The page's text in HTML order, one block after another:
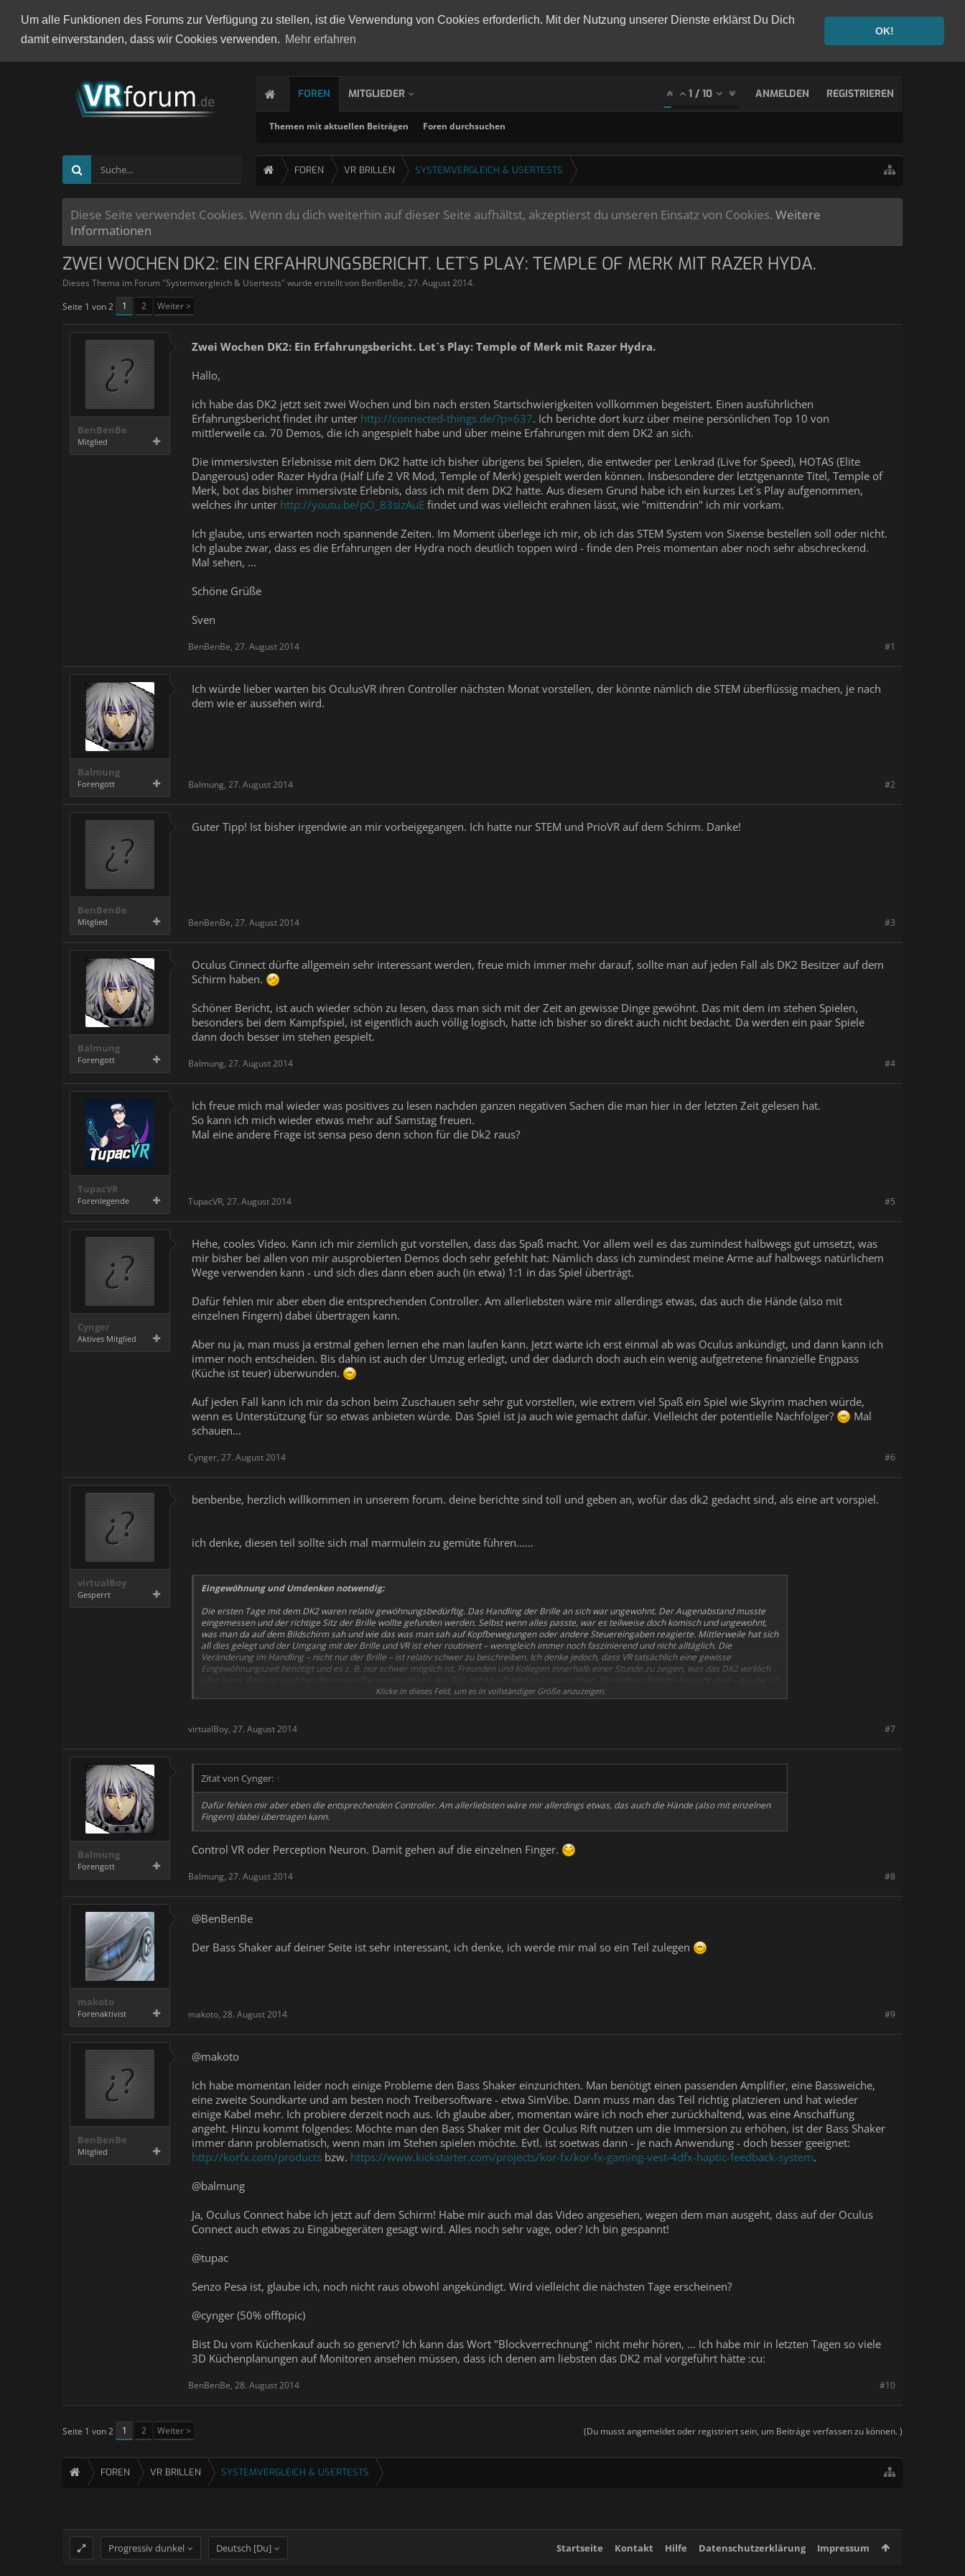
Um alle Funktionen des Forums zur Verfügung zu stellen, ist die Verwendung von Cookies erforderlich. Mit der Nutzung unserer Dienste erklärst Du Dich
damit einverstanden, dass wir Cookies verwenden. Mehr erfahren
OK!
FOREN
Themen mit aktuellen Beiträgen Foren durchsuchen
MITGLIEDER 1 / 10 ANMELDEN REGISTRIEREN
FOREN VR BRILLEN SYSTEMVERGLEICH & USERTESTS
Diese Seite verwendet Cookies. Wenn du dich weiterhin auf dieser Seite aufhältst, akzeptierst du unseren Einsatz von Cookies. Weitere
Informationen
ZWEI WOCHEN DK2: EIN ERFAHRUNGSBERICHT. LET`S PLAY: TEMPLE OF MERK MIT RAZER HYDA.
Dieses Thema im Forum "Systemvergleich & Usertests" wurde erstellt von BenBenBe, 27. August 2014.
Seite 1 von 2
1 2 Weiter >
BenBenBe
Mitglied
Zwei Wochen DK2: Ein Erfahrungsbericht. Let`s Play: Temple of Merk mit Razer Hydra.
Hallo,
ich habe das DK2 jetzt seit zwei Wochen und bin nach ersten Startschwierigkeiten vollkommen begeistert. Einen ausführlichen
Erfahrungsbericht findet ihr unter http://connected-things.de/?p=637. Ich berichte dort kurz über meine persönlichen Top 10 von
mittlerweile ca. 70 Demos, die ich angespielt habe und über meine Erfahrungen mit dem DK2 an sich.
Die immersivsten Erlebnisse mit dem DK2 hatte ich bisher übrigens bei Spielen, die entweder per Lenkrad (Live for Speed), HOTAS (Elite
Dangerous) oder Razer Hydra (Half Life 2 VR Mod, Temple of Merk) gespielt werden können. Insbesondere der letztgenannte Titel, Temple of
Merk, bot das bisher immersivste Erlebnis, dass ich mit dem DK2 hatte. Aus diesem Grund habe ich ein kurzes Let`s Play aufgenommen,
welches ihr unter http://youtu.be/pO_83sizAuE findet und was vielleicht erahnen lässt, wie "mittendrin" ich mir vorkam.
Ich glaube, uns erwarten noch spannende Zeiten. Im Moment überlege ich mir, ob ich das STEM System von Sixense bestellen soll oder nicht.
Ich glaube zwar, dass es die Erfahrungen der Hydra noch deutlich toppen wird - finde den Preis momentan aber noch sehr abschreckend.
Mal sehen, ...
Schöne Grüße
Sven
#1
BenBenBe, 27. August 2014
Balmung
Forengott
Ich würde lieber warten bis OculusVR ihren Controller nächsten Monat vorstellen, der könnte nämlich die STEM überflüssig machen, je nach
dem wie er aussehen wird.
#2
Balmung, 27. August 2014
BenBenBe
Mitglied
Guter Tipp! Ist bisher irgendwie an mir vorbeigegangen. Ich hatte nur STEM und PrioVR auf dem Schirm. Danke!
#3
BenBenBe, 27. August 2014
Balmung
Forengott
Oculus Cinnect dürfte allgemein sehr interessant werden, freue mich immer mehr darauf, sollte man auf jeden Fall als DK2 Besitzer auf dem
Schirm haben.
Schöner Bericht, ist auch wieder schön zu lesen, dass man sich mit der Zeit an gewisse Dinge gewöhnt. Das mit dem im stehen Spielen,
besonders bei dem Kampfspiel, ist eigentlich auch völlig logisch, hatte ich bisher so direkt auch nicht bedacht. Da werden ein paar Spiele
dann doch besser im stehen gespielt.
#4
Balmung, 27. August 2014
TupacVR
Forenlegende
Ich freue mich mal wieder was positives zu lesen nachden ganzen negativen Sachen die man hier in der letzten Zeit gelesen hat.
So kann ich mich wieder etwas mehr auf Samstag freuen.
Mal eine andere Frage ist sensa peso denn schon für die Dk2 raus?
#5
TupacVR, 27. August 2014
Cynger
Aktives Mitglied
Hehe, cooles Video. Kann ich mir ziemlich gut vorstellen, dass das Spaß macht. Vor allem weil es das zumindest halbwegs gut umsetzt, was
mir bisher bei allen von mir ausprobierten Demos doch sehr gefehlt hat: Nämlich dass ich zumindest meine Arme auf halbwegs natürlichem
Wege verwenden kann - und sich dies dann eben auch (in etwa) 1:1 in das Spiel überträgt.
Dafür fehlen mir aber eben die entsprechenden Controller. Am allerliebsten wäre mir allerdings etwas, das auch die Hände (also mit
einzelnen Fingern) dabei übertragen kann.
Aber nu ja, man muss ja erstmal gehen lernen ehe man laufen kann. Jetzt warte ich erst einmal ab was Oculus ankündigt, und dann kann ich
immer noch entscheiden. Bis dahin ist auch der Umzug erledigt, und der dadurch doch auch ein wenig aufgetretene finanzielle Engpass
(Küche ist teuer) überwunden.
Auf jeden Fall kann ich mir da schon beim Zuschauen sehr sehr gut vorstellen, wie extrem viel Spaß ein Spiel wie Skyrim machen würde,
wenn es Unterstützung für so etwas anbieten würde. Das Spiel ist ja auch wie gemacht dafür. Vielleicht der potentielle Nachfolger?
Mal
schauen...
#6
Cynger, 27. August 2014
virtualBoy
Gesperrt
benbenbe, herzlich willkommen in unserem forum. deine berichte sind toll und geben an, wofür das dk2 gedacht sind, als eine art vorspiel.
ich denke, diesen teil sollte sich mal marmulein zu gemüte führen......
Eingewöhnung und Umdenken notwendig:
Die ersten Tage mit dem DK2 waren relativ gewöhnungsbedürftig. Das Handling der Brille an sich war ungewohnt. Der Augenabstand musste
eingemessen und der richtige Sitz der Brille wollte gefunden werden. Selbst wenn alles passte, war es teilweise doch komisch und ungewohnt,
was man da auf dem Bildschirm sah und wie das was man sah auf Kopfbewegungen oder andere Steuereingaben reagierte. Mittlerweile hat sich
all dies gelegt und der Umgang mit der Brille und VR ist eher routiniert – wenngleich immer noch faszinierend und nicht alltäglich. Die
Veränderung im Handling – nicht nur der Brille – ist relativ schwer zu beschreiben. Ich denke jedoch, dass VR tatsächlich eine gewisse
Eingewöhnungszeit benötigt und es z. B. nur schwer möglich ist, Freunden und Kollegen innerhalb einer Stunde zu zeigen, was das DK2 wirklich
alles kann. Zwar ist auch bei den ersten Demonstrationen des DK2 mit Aha-Erlebnissen zu rechnen. Ein tieferer Einblick braucht aber – glaube ich
Klicke in dieses Feld, um es in vollständiger Größe anzuzeigen.
#7
virtualBoy, 27. August 2014
Balmung
Forengott
Zitat von Cynger: ↑
Dafür fehlen mir aber eben die entsprechenden Controller. Am allerliebsten wäre mir allerdings etwas, das auch die Hände (also mit einzelnen
Fingern) dabei übertragen kann.
Control VR oder Perception Neuron. Damit gehen auf die einzelnen Finger.
#8
Balmung, 27. August 2014
makoto
Forenaktivist
@BenBenBe
Der Bass Shaker auf deiner Seite ist sehr interessant, ich denke, ich werde mir mal so ein Teil zulegen
#9
makoto, 28. August 2014
BenBenBe
Mitglied
@makoto
Ich habe momentan leider noch einige Probleme den Bass Shaker einzurichten. Man benötigt einen passenden Amplifier, eine Bassweiche,
eine zweite Soundkarte und am besten noch Treibersoftware - etwa SimVibe. Dann muss man das Teil richtig platzieren und hat wieder
einige Kabel mehr. Ich probiere derzeit noch aus. Ich glaube aber, momentan wäre ich noch eher zurückhaltend, was eine Anschaffung
angeht. Hinzu kommt folgendes: Möchte man den Bass Shaker mit der Oculus Rift nutzen um die Immersion zu erhöhen, ist der Bass Shaker
immer dann problematisch, wenn man im Stehen spielen möchte. Evtl. ist soetwas dann - je nach Anwendung - doch besser geeignet:
http://korfx.com/products bzw. https://www.kickstarter.com/projects/kor-fx/kor-fx-gaming-vest-4dfx-haptic-feedback-system.
@balmung
Ja, Oculus Connect habe ich jetzt auf dem Schirm! Habe mir auch mal das Video angesehen, wegen dem man ausgeht, dass auf der Oculus
Connect auch etwas zu Eingabegeräten gesagt wird. Alles noch sehr vage, oder? Ich bin gespannt!
@tupac
Senzo Pesa ist, glaube ich, noch nicht raus obwohl angekündigt. Wird vielleicht die nächsten Tage erscheinen?
@cynger (50% offtopic)
Bist Du vom Küchenkauf auch so genervt? Ich kann das Wort "Blockverrechnung" nicht mehr hören, ... Ich habe mir in letzten Tagen so viele
3D Küchenplanungen auf Monitoren ansehen müssen, dass ich denen am liebsten das DK2 mal vorgeführt hätte :cu:
#10
BenBenBe, 28. August 2014
(Du musst angemeldet oder registriert sein, um Beiträge verfassen zu können. )
Seite 1 von 2 1 2 Weiter >
FOREN VR BRILLEN SYSTEMVERGLEICH & USERTESTS
Progressiv dunkel Deutsch [Du] Startseite Kontakt Hilfe Datenschutzerklärung Impressum